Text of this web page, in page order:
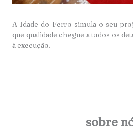
A Idade do Ferro simula o seu
que qualidade chegue a todos os
à execução.
sobre